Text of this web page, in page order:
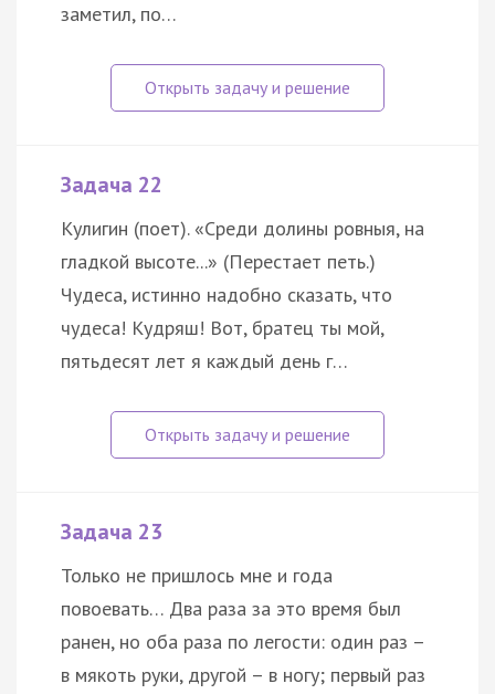
заметил, по…
Задача 22
Кулигин (поет). «Среди долины ровныя, на
гладкой высоте...» (Перестает петь.)
Чудеса, истинно надобно сказать, что
чудеса! Кудряш! Вот, братец ты мой,
пятьдесят лет я каждый день г…
Задача 23
Только не пришлось мне и года
повоевать… Два раза за это время был
ранен, но оба раза по легости: один раз –
в мякоть руки, другой – в ногу; первый раз